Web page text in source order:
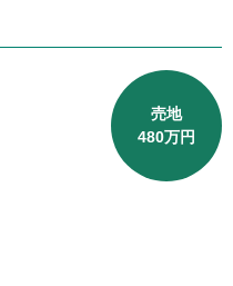
売地
480万円